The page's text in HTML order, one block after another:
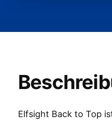
Elfsight Back to Top